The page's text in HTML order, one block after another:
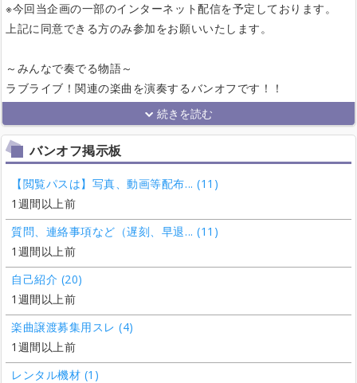
※今回当企画の一部のインターネット配信を予定しております。
上記に同意できる方のみ参加をお願いいたします。
～みんなで奏でる物語～
ラブライブ！関連の楽曲を演奏するバンオフです！！
バンオフ掲示板
【閲覧パスは】写真、動画等配布... (11)
1週間以上前
質問、連絡事項など（遅刻、早退... (11)
1週間以上前
自己紹介 (20)
1週間以上前
楽曲譲渡募集用スレ (4)
1週間以上前
レンタル機材 (1)